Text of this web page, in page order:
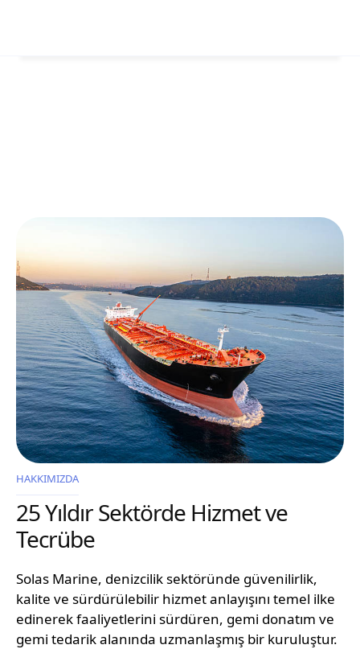
HAKKIMIZDA
25 Yıldır Sektörde Hizmet ve
Tecrübe
Solas Marine, denizcilik sektöründe güvenilirlik,
kalite ve sürdürülebilir hizmet anlayışını temel ilke
edinerek faaliyetlerini sürdüren, gemi donatım ve
gemi tedarik alanında uzmanlaşmış bir kuruluştur.